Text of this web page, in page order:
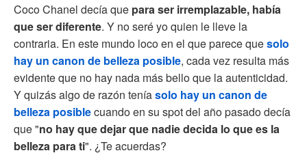
Coco Chanel decía que para ser irremplazable, había
que ser diferente. Y no seré yo quien le lleve la
contraria. En este mundo loco en el que parece quesolo
hay un canon de belleza posible, cada vez resulta más
evidente que no hay nada más bello que la autenticidad.
Y quizás algo de razón teníasolo hay un canon de
belleza posiblecuando en su spot del año pasado decía
que "no hay que dejar que nadie decida lo que es la
belleza para ti". ¿Te acuerdas?